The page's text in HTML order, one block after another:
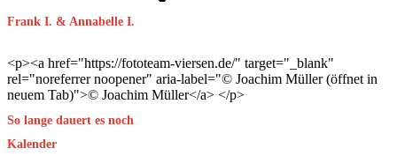
Frank I. & Annabelle I.
<p><a href="https://fototeam-viersen.de/" target="_blank"
rel="noreferrer noopener" aria-label="© Joachim Müller (öffnet in
neuem Tab)">© Joachim Müller</a> </p>
So lange dauert es noch
Kalender